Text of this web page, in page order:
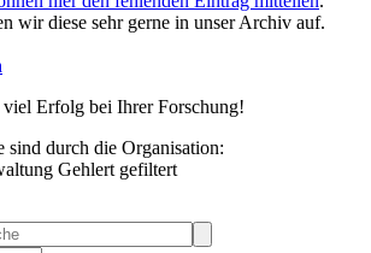
wir diese sehr gerne in unser Archiv auf.
Erfolg bei Ihrer Forschung!
sind durch die Organisation:
Gehlert gefiltert